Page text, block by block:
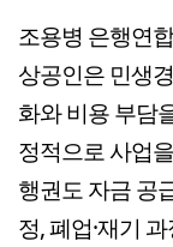
조용병 은행연
상공인은 민생
화와 비용 부담
정적으로 사업
행권도 자금 공
정, 폐업·재기